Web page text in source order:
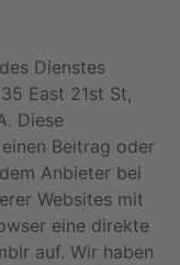
Dienstes
East 21st St,
Diese
Beitrag oder
Anbieter bei
Websites mit
eine direkte
auf. Wir haben